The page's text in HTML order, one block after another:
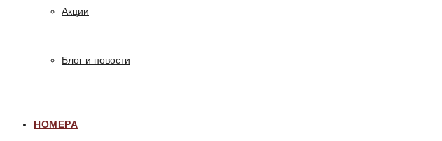
Акции
Блог и новости
НОМЕРА